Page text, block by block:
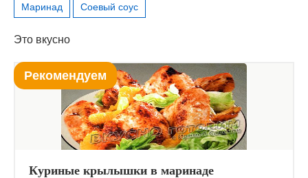
Маринад
Соевый соус
Это вкусно
Рекомендуем
Куриные крылышки в маринаде